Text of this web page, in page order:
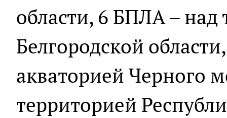
области, 6 БПЛА – над
Белгородской
акваторией Черного
территорией